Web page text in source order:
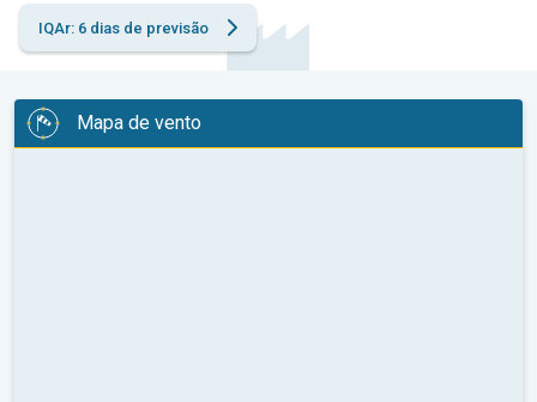
IQAr: 6 dias de previsão
Mapa de vento